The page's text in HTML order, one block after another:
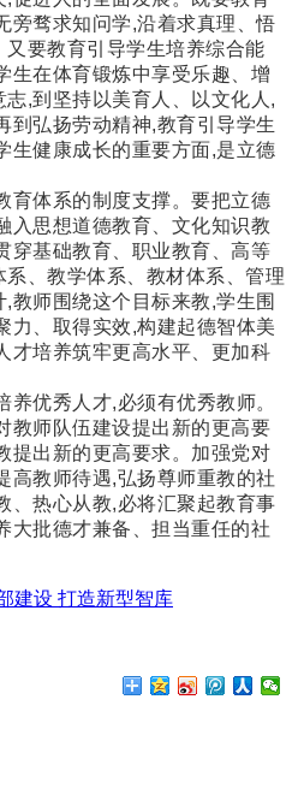
旁骛求知问学,沿着求真理、悟
要教育引导学生培养综合能
生在体育锻炼中享受乐趣、增
,到坚持以美育人、以文化人,
到弘扬劳动精神,教育引导学生
生健康成长的重要方面,是立德
体系的制度支撑。要把立德
入思想道德教育、文化知识教
穿基础教育、职业教育、高等
、教学体系、教材体系、管理
教师围绕这个目标来教,学生围
力、取得实效,构建起德智体美
才培养筑牢更高水平、更加科
优秀人才,必须有优秀教师。
教师队伍建设提出新的更高要
提出新的更高要求。加强党对
高教师待遇,弘扬尊师重教的社
、热心从教,必将汇聚起教育事
大批德才兼备、担当重任的社
建设 打造新型智库